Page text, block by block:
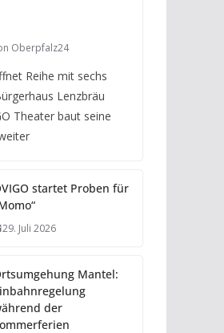
Oberpfalz24
Reihe mit sechs
Lenzbräu
Theater baut seine
startet Proben für
29. Juli 2026
Mantel:
der